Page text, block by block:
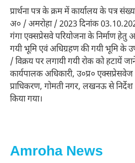
प्रार्थना पत्र के क्रम में कार्यालय के पत्र
अ० / अमरोहा / 2023 दिनांक
गंगा एक्सप्रेसवे परियोजना के निर्माण
गयी भूमि एवं अधिग्रहण की गयी भूमि के
/ विक्रय पर लगायी गयी रोक को हटायें
कार्यपालक अधिकारी, उ०प्र०
प्राधिकरण, गोमती नगर, लखनऊ से
किया गया।
Amroha News